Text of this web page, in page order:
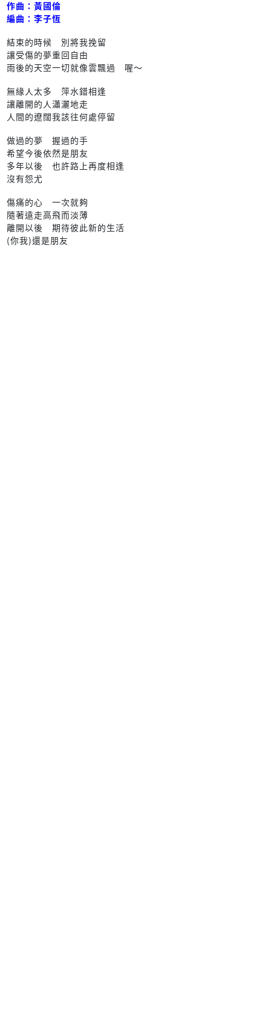
作曲：黃國倫
編曲：李子恆
結束的時候 別將我挽留
讓受傷的夢重回自由
雨後的天空一切就像雲飄過 喔～
無緣人太多 萍水錯相逢
讓離開的人瀟灑地走
人間的遼闊我該往何處停留
做過的夢 握過的手
希望今後依然是朋友
多年以後 也許路上再度相逢
沒有怨尤
傷痛的心 一次就夠
隨著遠走高飛而淡薄
離開以後 期待彼此新的生活
(你我)還是朋友